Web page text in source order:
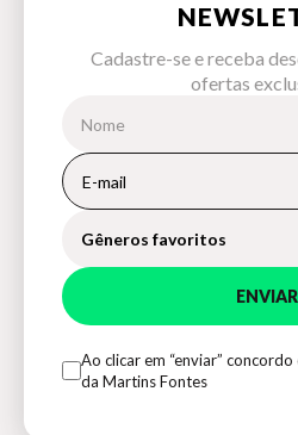
Cadastre-se e receba
ofertas
Gêneros favoritos
ENVIAR
Ao clicar em “enviar” concordo
da Martins Fontes